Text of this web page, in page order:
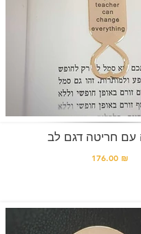
עם חריטה דגם לב
176.00 ₪